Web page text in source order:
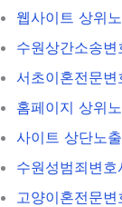
웹사이트 상위
수원상간소송변
서초이혼전문변
홈페이지 상위
사이트 상단노출
수원성범죄변호
고양이혼전문변